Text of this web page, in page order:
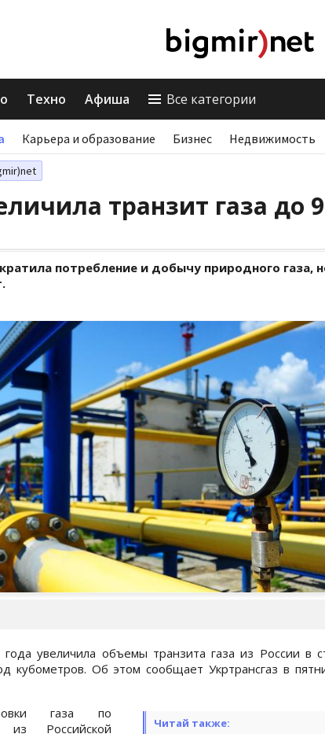
Техно Афиша Все категории
Карьера и образование Бизнес Недвижимость
транзит газа до
потребление и добычу природного газа,
увеличила объемы транзита газа из России в
кубометров. Об этом сообщает Укртрансгаз в
Читай также:
газа по
из Российской